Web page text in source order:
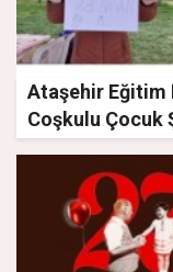
Ataşehir Eğitim
Coşkulu Çocuk